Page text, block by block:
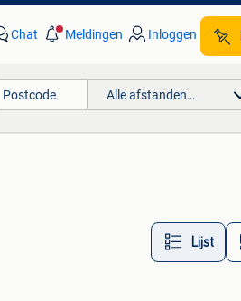
Chat Meldingen Inloggen
Alle afstanden…
Lijst